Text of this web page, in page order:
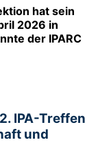
hat sein
2026 in
der IPARC
IPA-Treffen
und